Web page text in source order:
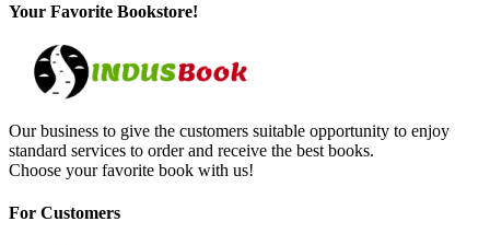
Your Favorite Bookstore!
Our business to give the customers suitable opportunity to enjoy
standard services to order and receive the best books.
Choose your favorite book with us!
For Customers